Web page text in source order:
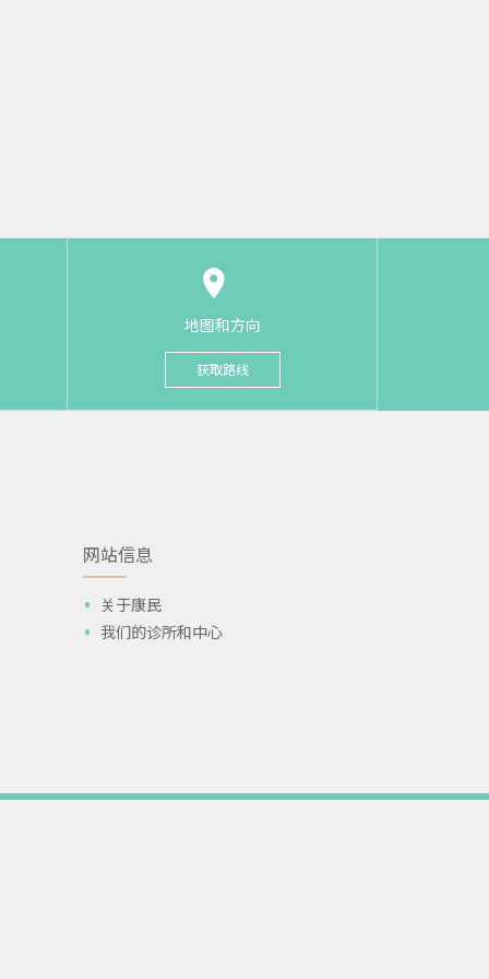
地图和方向
获取路线
网站信息
关于康民
我们的诊所和中心